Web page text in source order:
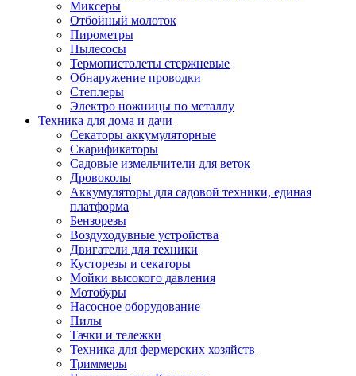
Миксеры
Отбойный молоток
Пирометры
Пылесосы
Термопистолеты стержневые
Обнаружение проводки
Степлеры
Электро ножницы по металлу
Техника для дома и дачи
Секаторы аккумуляторные
Скарификаторы
Садовые измельчители для веток
Дровоколы
Аккумуляторы для садовой техники, единая
платформа
Бензорезы
Воздуходувные устройства
Двигатели для техники
Кусторезы и секаторы
Мойки высокого давления
Мотобуры
Насосное оборудование
Пилы
Тачки и тележки
Техника для фермерских хозяйств
Триммеры